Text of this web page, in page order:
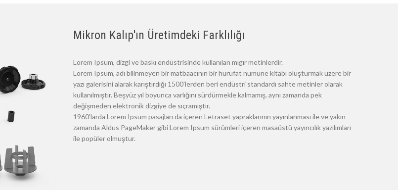
Mikron Kalıp'ın Üretimdeki Farklılığı
Lorem Ipsum, dizgi ve baskı endüstrisinde kullanılan mıgır metinlerdir.
Lorem Ipsum, adı bilinmeyen bir matbaacının bir hurufat numune kitabı oluşturmak üzere bir
yazı galerisini alarak karıştırdığı 1500'lerden beri endüstri standardı sahte metinler olarak
kullanılmıştır. Beşyüz yıl boyunca varlığını sürdürmekle kalmamış, aynı zamanda pek
değişmeden elektronik dizgiye de sıçramıştır.
1960'larda Lorem Ipsum pasajları da içeren Letraset yapraklarının yayınlanması ile ve yakın
zamanda Aldus PageMaker gibi Lorem Ipsum sürümleri içeren masaüstü yayıncılık yazılımları
ile popüler olmuştur.